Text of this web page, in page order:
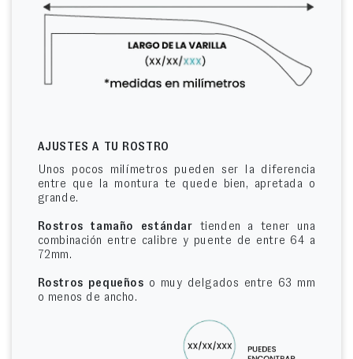
AJUSTES A TU ROSTRO
Unos pocos milímetros pueden ser la diferencia
entre que la montura te quede bien, apretada o
grande.
Rostros tamaño estándar tienden a tener una
combinación entre calibre y puente de entre 64 a
72mm.
Rostros pequeños o muy delgados entre 63 mm
o menos de ancho.